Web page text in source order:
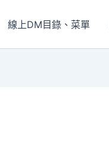
線上DM目錄、菜單